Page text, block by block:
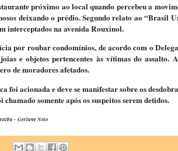
próximo ao local quando percebeu a
deixando o prédio. Segundo relato ao “Brasil
interceptados na avenida Rouxinol.
por roubar condomínios, de acordo com o
e objetos pertencentes às vítimas do
de moradores afetados.
foi acionada e deve se manifestar sobre os
somente após os suspeitos serem detidos.
- Gerlane Neto